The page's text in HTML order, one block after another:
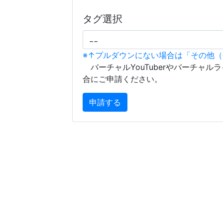
タグ選択
※↑プルダウンにない場合は「その他
バーチャルYouTuberやバーチャル
合にご申請ください。
申請する